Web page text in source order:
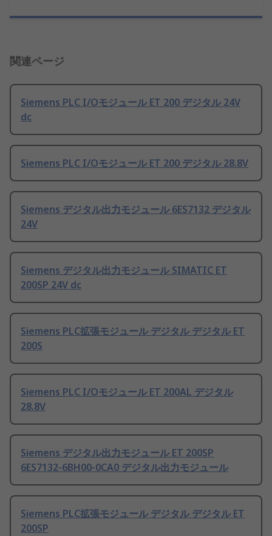
関連ページ
Siemens PLC I/Oモジュール ET 200 デジタル 24V
dc
Siemens PLC I/Oモジュール ET 200 デジタル 28.8V
Siemens デジタル出力モジュール 6ES7132 デジタル
24V
Siemens デジタル出力モジュール SIMATIC ET
200SP 24V dc
Siemens PLC拡張モジュール デジタル デジタル ET
200S
Siemens PLC I/Oモジュール ET 200AL デジタル
28.8V
Siemens デジタル出力モジュール ET 200SP
6ES7132-6BH00-0CA0 デジタル出力モジュール
Siemens PLC拡張モジュール デジタル デジタル ET
200SP